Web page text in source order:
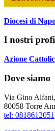
Diocesi di
I nostri
Azione
Dove siamo
Via Gino
80058 Torre
tel: 0818612051